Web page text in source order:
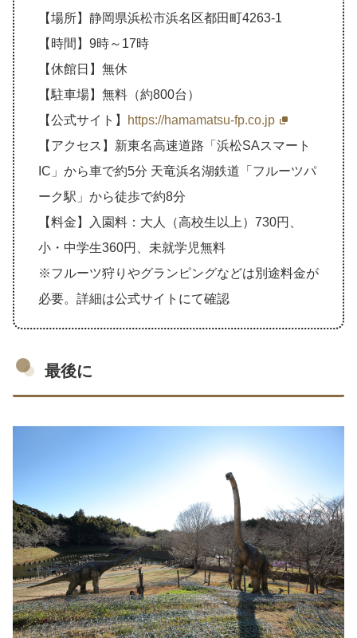
【場所】静岡県浜松市浜名区都田町4263-1
【時間】9時～17時
【休館日】無休
【駐車場】無料（約800台）
【公式サイト】
https://hamamatsu-fp.co.jp
【アクセス】新東名高速道路「浜松SAスマート
IC」から車で約5分 天竜浜名湖鉄道「フルーツパ
ーク駅」から徒歩で約8分
【料金】入園料：大人（高校生以上）730円、
小・中学生360円、未就学児無料
※フルーツ狩りやグランピングなどは別途料金が
必要。詳細は公式サイトにて確認
最後に